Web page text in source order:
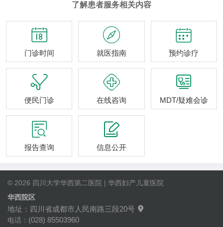
了解患者服务相关内容

门诊时间

就医指南

预约诊疗

便民门诊

在线咨询

MDT/疑难会诊

报告查询

信息公开
© 2026 四川大学华西第二医院 | 华西妇产儿童医院
华西院区
地址：四川省成都市人民南路三段20号 
电话： (028) 85503960